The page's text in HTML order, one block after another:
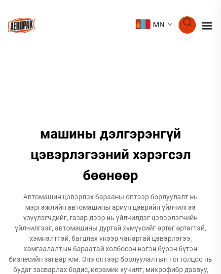
MN
машины дэлгэрэнгүй
цэвэрлэгээний хэрэгсэл
бөөнөөр
Автомашин цэвэрлэх барааны оптээр борлуулалт нь
мэргэжлийн автомашины ариун цэврийн үйлчилгээ
үзүүлэгчдийг, газар дээр нь үйлчилдэг цэвэрлэгчийн
үйлчилгээг, автомашины дуртай хүмүүсийг өртөг өртөгтэй,
хэмнэлттэй, багцлах үнээр чанартай цэвэрлэгээ,
хамгаалалтын бараатай холбосон нэгэн бүрэн бүтэн
бизнесийн загвар юм. Энэ оптээр борлуулалтын тогтолцоо нь
будаг засварлах бодис, керамик хучилт, микрофибр даавуу,